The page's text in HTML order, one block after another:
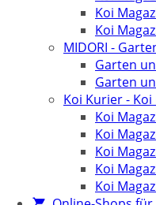
Koi
Koi
MIDORI -
Garten
Garten
Koi Kurier -
Koi
Koi
Koi
Koi
Koi